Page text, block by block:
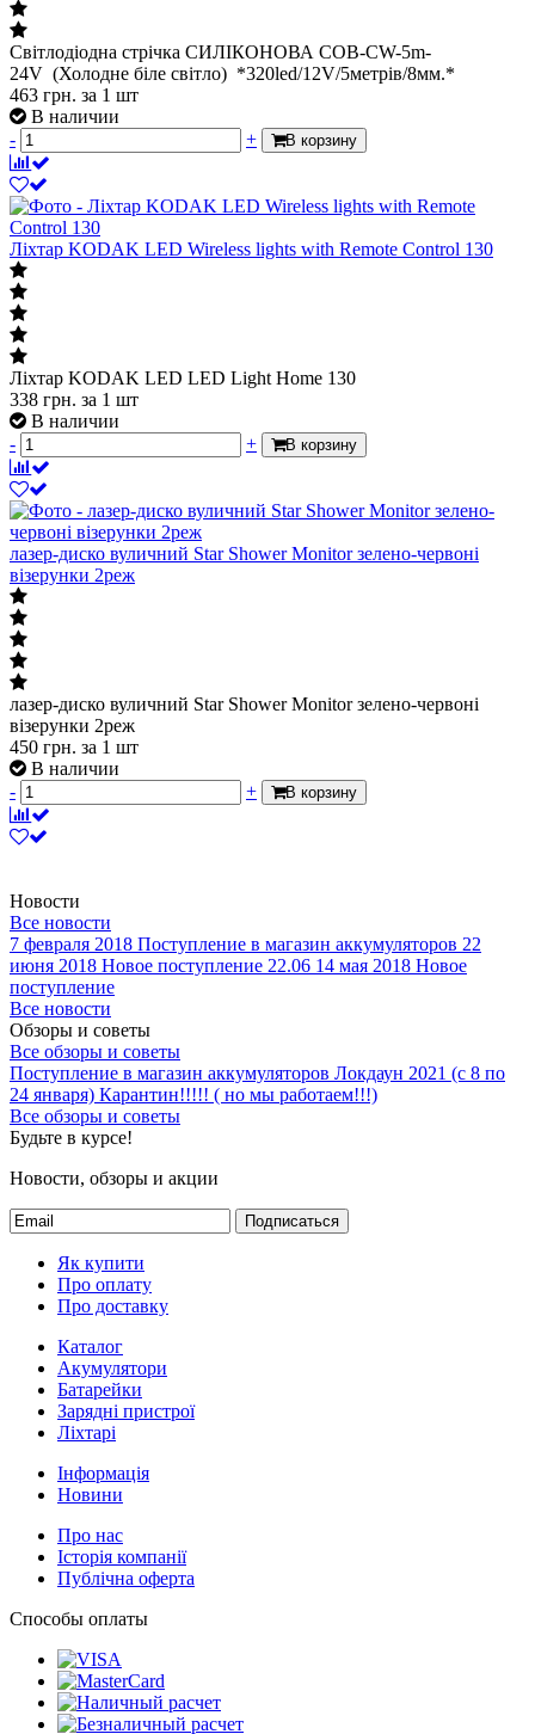
Світлодіодна стрічка СИЛІКОНОВА COB-CW-5m-
24V (Холодне біле світло) *320led/12V/5метрів/8мм.*
463 грн. за 1 шт
В наличии
-
+ В корзину
Лiхтар KODAK LED Wireless lights with Remote Control 130
Лiхтар KODAK LED LED Light Home 130
338 грн. за 1 шт
В наличии
-
+ В корзину
лазер-диско вуличний Star Shower Monitor зелено-червоні
візерунки 2реж
лазер-диско вуличний Star Shower Monitor зелено-червоні
візерунки 2реж
450 грн. за 1 шт
В наличии
-
+ В корзину
Новости
Все новости
7 февраля 2018 Поступление в магазин аккумуляторов 22
июня 2018 Новое поступление 22.06 14 мая 2018 Новое
поступление
Все новости
Обзоры и советы
Все обзоры и советы
Поступление в магазин аккумуляторов Локдаун 2021 (с 8 по
24 января) Карантин!!!!! ( но мы работаем!!!)
Все обзоры и советы
Будьте в курсе!
Новости, обзоры и акции
Подписаться
Як купити
Про оплату
Про доставку
Каталог
Акумулятори
Батарейки
Зарядні пристрої
Ліхтарі
Інформація
Новини
Про нас
Історія компанії
Публічна оферта
Способы оплаты